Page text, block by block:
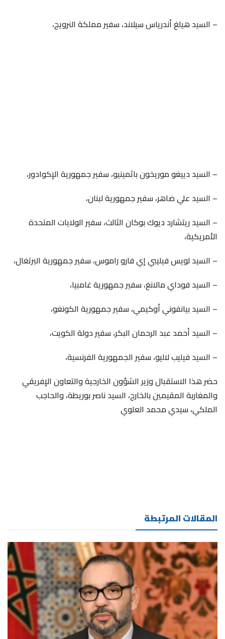
– السيد هيلغ أندرياس سيلاند، سفير مملكة النرويج،
– السيد دييغو موريخون باثمينيو، سفير جمهورية الإكوادور،
– السيد علي ضاهر، سفير جمهورية لبنان،
– السيد ريتشارد ديوك بوكان الثالث، سفير الولايات المتحدة
الأمريكية،
– السيد لويس فيليبي إي فارو راموس، سفير جمهورية البرتغال،
– السيد فوداي مالانغ، سفير جمهورية غامبيا،
– السيد بيانفوني أوكيمي، سفير جمهورية الكونغو،
– السيد أحمد عبد الرحمان البكر، سفير دولة الكويت،
– السيد فيليب لاليو، سفير الجمهورية الفرنسية،
حضر هذا الاستقبال وزير الشؤون الخارجية والتعاون الإفريقي
والمغاربة المقيمين بالخارج، السيد ناصر بوريطة، والحاجب
الملكي، سيدي محمد العلوي
المقالات المرتبطة